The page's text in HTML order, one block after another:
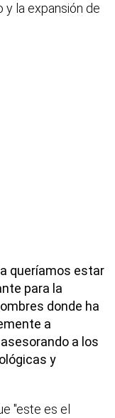
y la expansión de
queríamos estar
para la
donde ha
a
a los
y
"este es el